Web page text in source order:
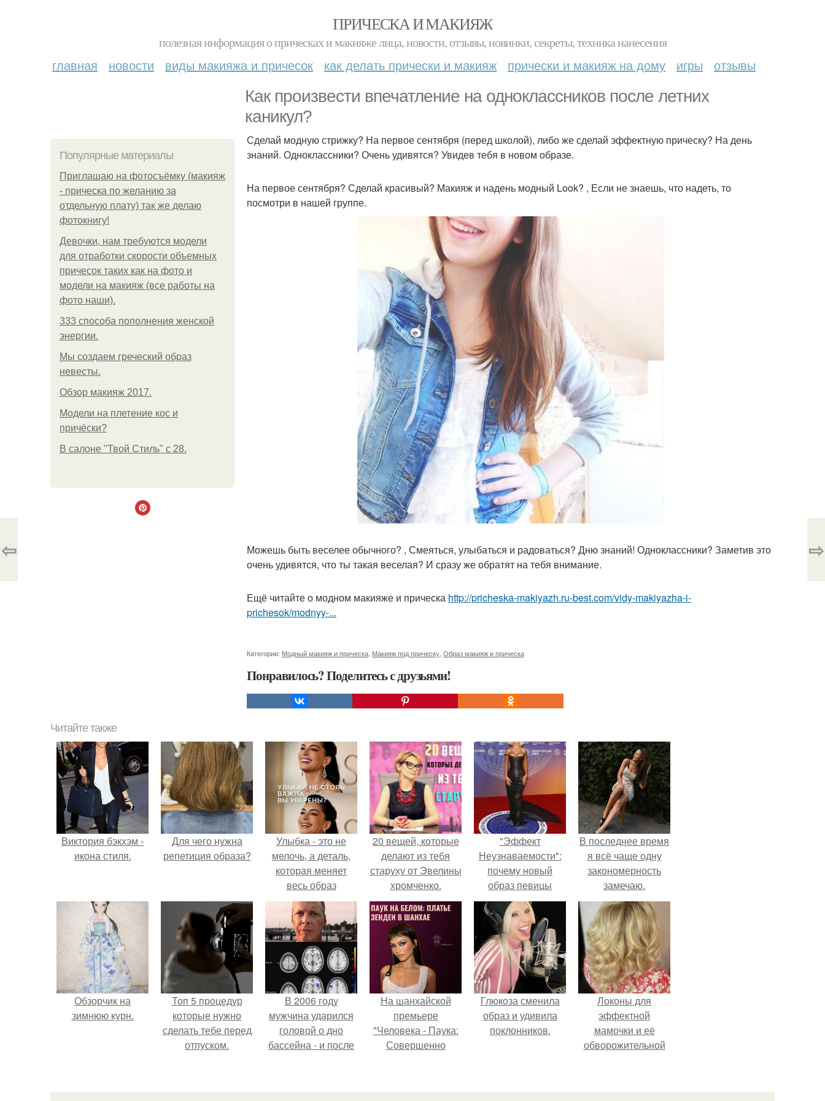
ПРИЧЕСКА И МАКИЯЖ
полезная информация о прическах и макияже лица, новости, отзывы, новинки, секреты, техника нанесения
главная новости виды макияжа и причесок как делать прически и макияж прически и макияж на дому игры отзывы
Как произвести впечатление на одноклассников после летних
каникул?
Популярные материалы
Приглашаю на фотосъёмку (макияж
- прическа по желанию за
отдельную плату) так же делаю
фотокнигу!
Девочки, нам требуются модели
для отработки скорости объемных
причесок таких как на фото и
модели на макияж (все работы на
фото наши).
333 способа пополнения женской
энергии.
Мы создаем греческий образ
невесты.
Обзор макияж 2017.
Модели на плетение кос и
причёски?
В салоне "Твой Стиль" с 28.
Сделай модную стрижку? На первое сентября (перед школой), либо же сделай эффектную прическу? На день
знаний. Одноклассники? Очень удивятся? Увидев тебя в новом образе.
На первое сентября? Сделай красивый? Макияж и надень модный Look? , Если не знаешь, что надеть, то
посмотри в нашей группе.
Можешь быть веселее обычного? , Смеяться, улыбаться и радоваться? Дню знаний! Одноклассники? Заметив это
очень удивятся, что ты такая веселая? И сразу же обратят на тебя внимание.
Ещё читайте о модном макияже и прическа http://pricheska-makiyazh.ru-best.com/vidy-makiyazha-i-
prichesok/modnyy-...
Категории: Модный макияж и прическа Макияж под прическу Образ макияж и прическа
Понравилось? Поделитесь с друзьями!
⇦ ⇨
Читайте также
Виктория бэкхэм -
икона стиля.
Для чего нужна
репетиция образа?
Улыбка - это не
мелочь, а деталь,
которая меняет
весь образ
человека.
20 вещей, которые
делают из тебя
старуху от Эвелины
хромченко.
"Эффект
Неузнаваемости":
почему новый
образ певицы
вызвал споры о
гранях
возможного?
В последнее время
я всё чаще одну
закономерность
замечаю.
Обзорчик на
зимнюю курн.
Топ 5 процедур
которые нужно
сделать тебе перед
отпуском.
В 2006 году
мужчина ударился
головой о дно
бассейна - и после
странным образом.
На шанхайской
премьере
"Человека - Паука:
Совершенно
просто очередной
Глюкоза сменила
образ и удивила
поклонников.
Локоны для
эффектной
мамочки и её
обворожительной